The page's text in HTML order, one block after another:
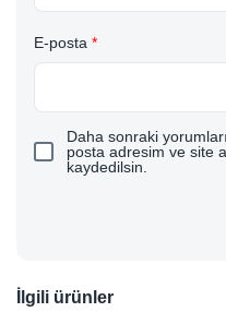
E-posta *
Daha sonraki
posta adresim ve site
kaydedilsin.
İlgili ürünler